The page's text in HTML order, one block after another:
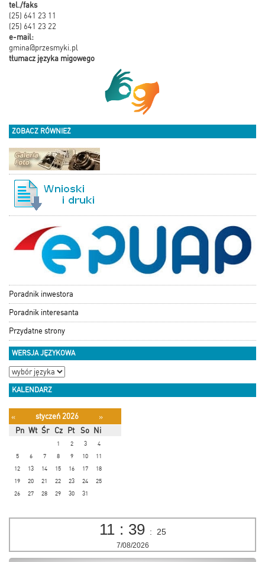
tel./faks
(25) 641 23 11
(25) 641 23 22
e-mail:
gmina@przesmyki.pl
tłumacz języka migowego
ZOBACZ RÓWNIEŻ
Poradnik inwestora
Poradnik interesanta
Przydatne strony
WERSJA JĘZYKOWA
KALENDARZ
« styczeń 2026
»
Pn Wt Śr Cz Pt So Ni
1 2 3
4
5
6 7 8 9 10
11
12
13 14 15 16 17
18
19
20 21 22 23 24
25
26
27 28 29 30 31
11 : 39 : 26
7/08/2026